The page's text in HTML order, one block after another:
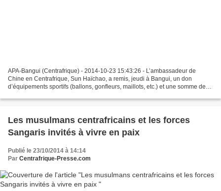
APA-Bangui (Centrafrique) - 2014-10-23 15:43:26 - L’ambassadeur de
Chine en Centrafrique, Sun Haïchao, a remis, jeudi à Bangui, un don
d’équipements sportifs (ballons, gonfleurs, maillots, etc.) et une somme de
Les musulmans centrafricains et les forces
Sangaris invités à vivre en paix
Publié le 23/10/2014 à 14:14
Par Centrafrique-Presse.com